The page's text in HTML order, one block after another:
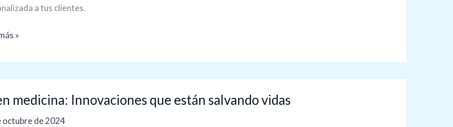
a tus clientes.
»
medicina: Innovaciones que están salvando vidas
octubre de 2024